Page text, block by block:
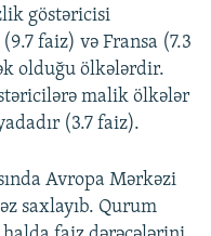
göstəricisi
faiz) və Fransa (7.3
olduğu ölkələrdir.
malik ölkələr
(3.7 faiz).
Avropa Mərkəzi
saxlayıb. Qurum